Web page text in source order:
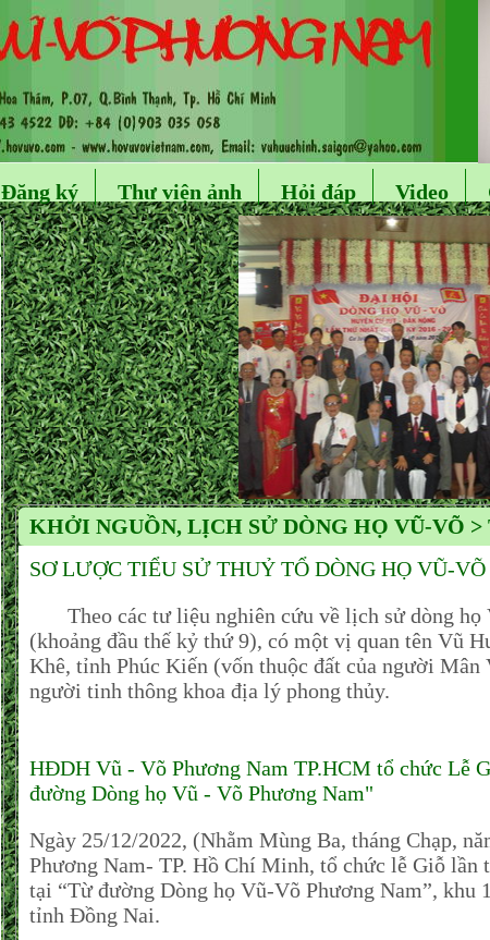
Đăng ký Thư viện ảnh Hỏi đáp Video
KHỞI NGUỒN, LỊCH SỬ DÒNG HỌ VŨ-VÕ >
SƠ LƯỢC TIỂU SỬ THUỶ TỔ DÒNG HỌ VŨ-
Theo các tư liệu nghiên cứu về lịch sử dòng họ
(khoảng đầu thế kỷ thứ 9), có một vị quan tên Vũ
Khê, tỉnh Phúc Kiến (vốn thuộc đất của người
người tinh thông khoa địa lý phong thủy.
HĐDH Vũ - Võ Phương Nam TP.HCM tổ chức Lễ
đường Dòng họ Vũ - Võ Phương Nam"
Ngày 25/12/2022, (Nhằm Mùng Ba, tháng Chạp,
Phương Nam- TP. Hồ Chí Minh, tổ chức lễ Giỗ lần
tại “Từ đường Dòng họ Vũ-Võ Phương Nam”, khu
tỉnh Đồng Nai.